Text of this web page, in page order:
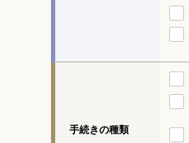
手続きの種類